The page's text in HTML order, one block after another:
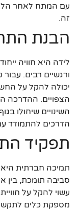
עם המתח לאחר
זה.
הבנת
לידה היא חוויה
ורגשיים רבים.
יכולה להקל על
הצפויים. ההדרכה
השינויים שיחולו
הדרכים להתמודד
תפקיד
תמיכה חברתית היא
סביבה תומכת, בין
עשוי להקל על
מספקת כלים